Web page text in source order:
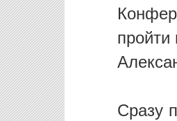
пройти
Сразу